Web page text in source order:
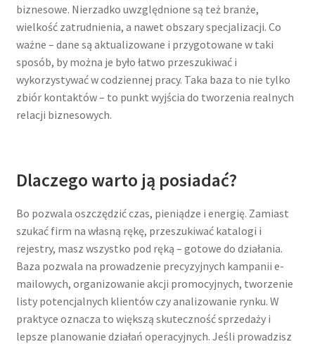
biznesowe. Nierzadko uwzględnione są też branże,
wielkość zatrudnienia, a nawet obszary specjalizacji. Co
ważne – dane są aktualizowane i przygotowane w taki
sposób, by można je było łatwo przeszukiwać i
wykorzystywać w codziennej pracy. Taka baza to nie tylko
zbiór kontaktów – to punkt wyjścia do tworzenia realnych
relacji biznesowych.
Dlaczego warto ją posiadać?
Bo pozwala oszczędzić czas, pieniądze i energię. Zamiast
szukać firm na własną rękę, przeszukiwać katalogi i
rejestry, masz wszystko pod ręką – gotowe do działania.
Baza pozwala na prowadzenie precyzyjnych kampanii e-
mailowych, organizowanie akcji promocyjnych, tworzenie
listy potencjalnych klientów czy analizowanie rynku. W
praktyce oznacza to większą skuteczność sprzedaży i
lepsze planowanie działań operacyjnych. Jeśli prowadzisz